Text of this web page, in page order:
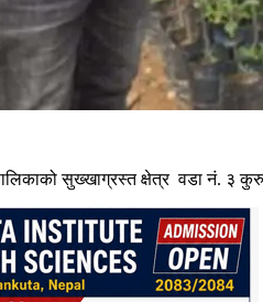
सुख्खाग्रस्त क्षेत्र वडा नं. ३